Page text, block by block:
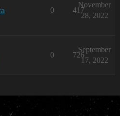
0 417
November
28, 2022
0 726
September
17, 2022